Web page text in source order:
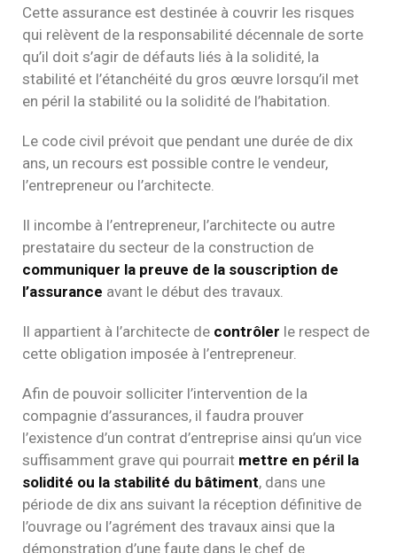
Cette assurance est destinée à couvrir les risques
qui relèvent de la responsabilité décennale de sorte
qu’il doit s’agir de défauts liés à la solidité, la
stabilité et l’étanchéité du gros œuvre lorsqu’il met
en péril la stabilité ou la solidité de l’habitation.
Le code civil prévoit que pendant une durée de dix
ans, un recours est possible contre le vendeur,
l’entrepreneur ou l’architecte.
Il incombe à l’entrepreneur, l’architecte ou autre
prestataire du secteur de la construction de
communiquer la preuve de la souscription de
l’assurance avant le début des travaux.
Il appartient à l’architecte de contrôler le respect de
cette obligation imposée à l’entrepreneur.
Afin de pouvoir solliciter l’intervention de la
compagnie d’assurances, il faudra prouver
l’existence d’un contrat d’entreprise ainsi qu’un vice
suffisamment grave qui pourrait mettre en péril la
solidité ou la stabilité du bâtiment, dans une
période de dix ans suivant la réception définitive de
l’ouvrage ou l’agrément des travaux ainsi que la
démonstration d’une faute dans le chef de